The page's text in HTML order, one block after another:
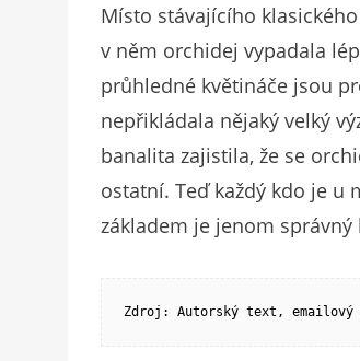
Místo stávajícího
v něm orchidej vypadala
průhledné květináče jsou
nepřikládala nějaký velký
banalita zajistila, že se
ostatní. Teď každý kdo je u
základem je jenom správný
Zdroj: Autorský text, emailový